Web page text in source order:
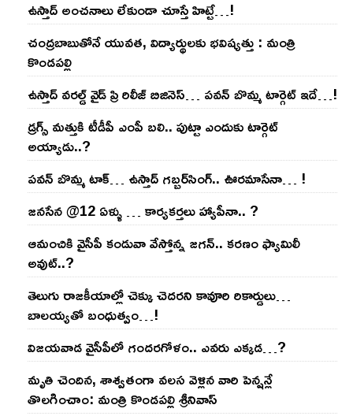
ఉస్తాద్ అంచ‌నాలు లేకుండా చూస్తే హిట్టే…!
చంద్ర‌బాబుతోనే యువ‌త‌, విద్యార్థుల‌కు భ‌విష్య‌త్తు : మంత్రి
కొండ‌ప‌ల్లి
ఉస్తాద్ వ‌ర‌ల్డ్ వైడ్ ప్రి రిలీజ్ బిజినెస్‌… ప‌వ‌న్ బొమ్మ టార్గెట్ ఇదే…!
డ్రగ్స్ మత్తుకి టీడీపీ ఎంపీ బలి.. పుట్టా ఎందుకు టార్గెట్
అయ్యాడు..?
ప‌వ‌న్ బొమ్మ టాక్‌… ఉస్తాద్ గ‌బ్బ‌ర్‌సింగ్‌.. ఊర‌మాసేనా… !
జనసేన @12 ఏళ్ళు … కార్యకర్తలు హ్యాపీనా.. ?
ఆమంచికి వైసీపీ కండువా వేస్తోన్న జ‌గ‌న్‌.. క‌ర‌ణం ఫ్యామిలీ
అవుట్‌..?
తెలుగు రాజ‌కీయాల్లో చెక్కు చెద‌ర‌ని కావూరి రికార్డులు…
బాల‌య్యతో బంధుత్వం…!
విజ‌య‌వాడ వైసీపీలో గంద‌ర‌గోళం.. ఎవ‌రు ఎక్క‌డ‌…?
మృతి చెందిన, శాశ్వతంగా వలస వెళ్లిన వారి పెన్ష‌న్లే
తొల‌గించాం: మంత్రి కొండపల్లి శ్రీనివాస్